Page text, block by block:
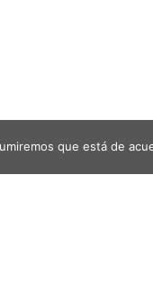
Ayuntamiento de Aspe
que está de